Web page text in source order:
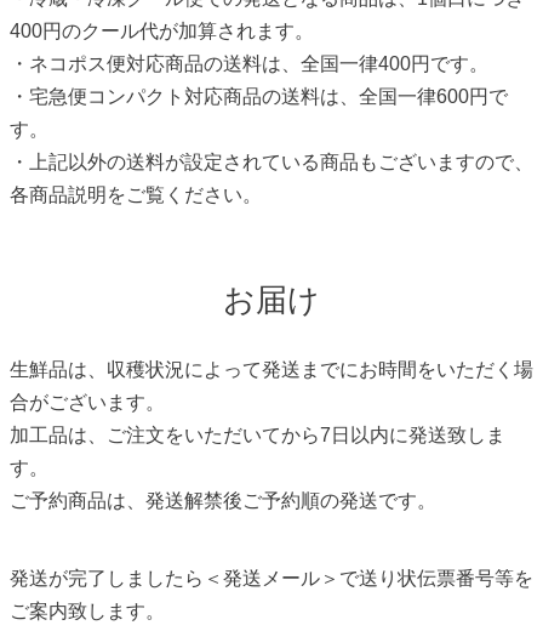
400円のクール代が加算されます。
・ネコポス便対応商品の送料は、全国一律400円です。
・宅急便コンパクト対応商品の送料は、全国一律600円で
す。
・上記以外の送料が設定されている商品もございますので、
各商品説明をご覧ください。
お届け
生鮮品は、収穫状況によって発送までにお時間をいただく場
合がございます。
加工品は、ご注文をいただいてから7日以内に発送致しま
す。
ご予約商品は、発送解禁後ご予約順の発送です。
発送が完了しましたら＜発送メール＞で送り状伝票番号等を
ご案内致します。